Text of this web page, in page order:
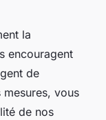
la
encouragent
de
vous
de nos